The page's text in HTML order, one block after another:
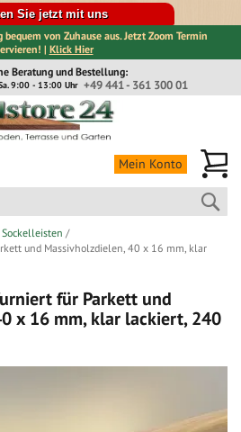
Sie jetzt mit uns
von Zuhause aus. Jetzt Zoom Termin
| Klick Hier
Beratung und Bestellung:
+49 441 - 361 300 01
9:00 - 13:00 Uhr
Mein Konto
und Massivholzdielen, 40 x 16 mm, klar
für Parkett und
x 16 mm, klar lackiert, 240